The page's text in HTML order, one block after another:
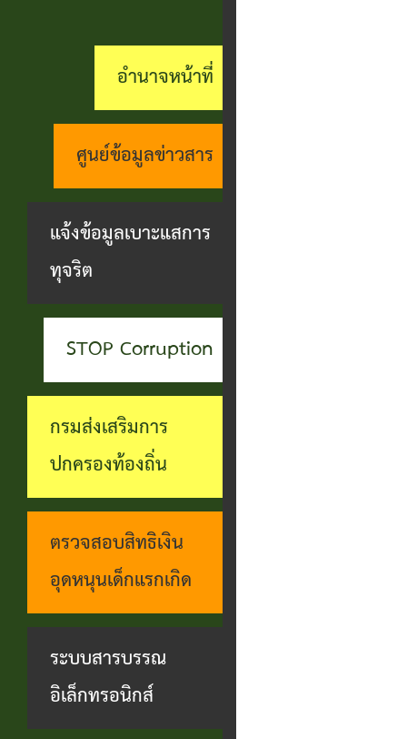
ทุกข์
ตรวจ
สอบ
ชื่อ
เงิน
บัญชี
เบี้ย
ยังชีพ
ระบบงาน
บริการ
ประชาชน
ช่าง
กอง
สาธารณสุข
และสิ่ง
แวดล้อม
กอง
การ
ศึกษา
ประชาชน
รบ.อำนวย
ความ
สะดวกฯ
บุคคล
ที่น่า
ยกย่อง
การ
การตาม
การ
บริหาร
งาน
บุคคล
บุคคล
ช่อง
ทางการ
รับฟัง
ความ
คิดเห็น
แจ้ง
ข้อมูล
เบาะแส
การ
ทุจริต
อำนาจหน้าที่
ศูนย์ข้อมูลข่าวสาร
แจ้งข้อมูลเบาะแสการ
ทุจริต
STOP Corruption
กรมส่งเสริมการ
ปกครองท้องถิ่น
ตรวจสอบสิทธิเงิน
อุดหนุนเด็กแรกเกิด
ระบบสารบรรณ
อิเล็กทรอนิกส์